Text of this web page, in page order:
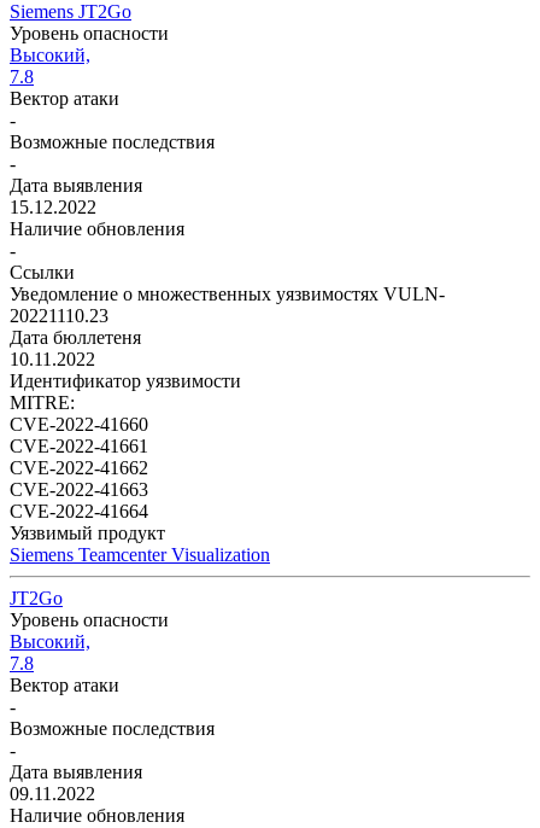
Siemens JT2Go
Уровень опасности
Высокий,
7.8
Вектор атаки
-
Возможные последствия
-
Дата выявления
15.12.2022
Наличие обновления
-
Ссылки
Уведомление о множественных уязвимостях VULN-
20221110.23
Дата бюллетеня
10.11.2022
Идентификатор уязвимости
MITRE:
CVE-2022-41660
CVE-2022-41661
CVE-2022-41662
CVE-2022-41663
CVE-2022-41664
Уязвимый продукт
Siemens Teamcenter Visualization
JT2Go
Уровень опасности
Высокий,
7.8
Вектор атаки
-
Возможные последствия
-
Дата выявления
09.11.2022
Наличие обновления